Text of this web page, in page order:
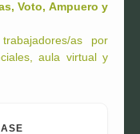
Voto, Ampuero y
as por
aula virtual y